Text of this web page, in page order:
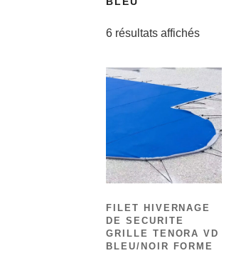
6 résultats affichés
FILET HIVERNAGE
DE SECURITE
GRILLE TENORA VD
BLEU/NOIR FORME